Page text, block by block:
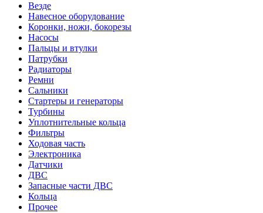
Везде
Навесное оборудование
Коронки, ножи, бокорезы
Насосы
Пальцы и втулки
Патрубки
Радиаторы
Ремни
Сальники
Стартеры и генераторы
Турбины
Уплотнительные кольца
Фильтры
Ходовая часть
Электроника
Датчики
ДВС
Запасные части ДВС
Кольца
Прочее